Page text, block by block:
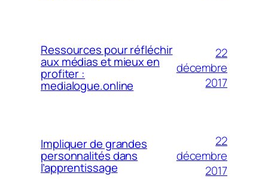
Ressources pour réfléchir
aux médias et mieux en
profiter :
medialogue.online
22
décembre
2017
Impliquer de grandes
personnalités dans
l’apprentissage
22
décembre
2017